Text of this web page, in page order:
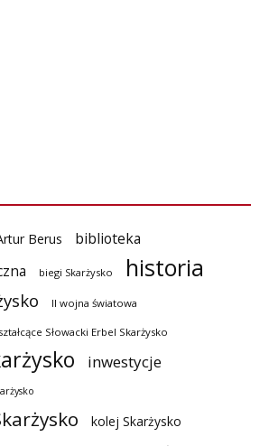
Berus
biblioteka
biegi Skarżysko historia
II wojna światowa
Słowacki Erbel Skarżysko
inwestycje
kolej Skarżysko